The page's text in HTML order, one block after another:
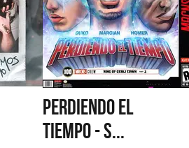
PERDIENDO EL
TIEMPO - S...